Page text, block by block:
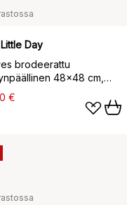
Day
brodeerattu
48x48 cm,
€